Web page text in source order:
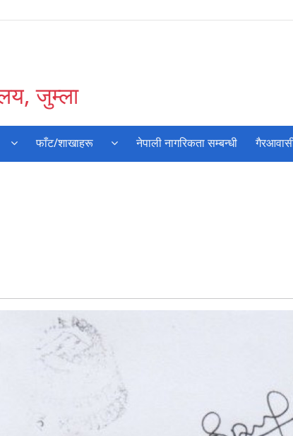
जुम्ला
फाँट/शाखाहरू नेपाली नागरिकता सम्बन्धी